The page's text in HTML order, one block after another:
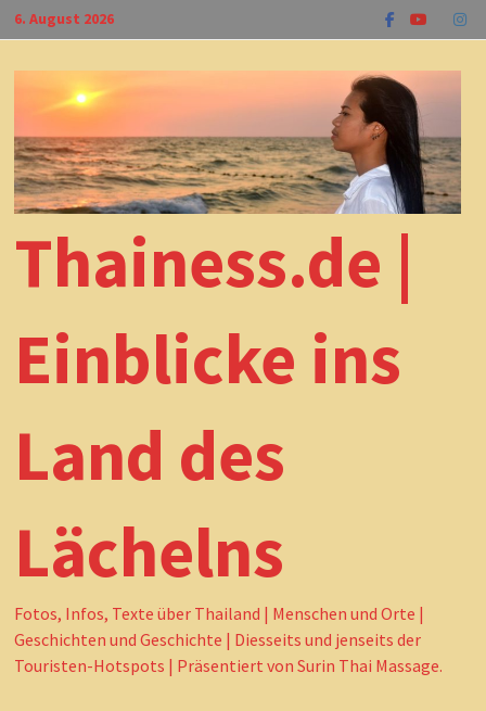
Zum
Inhalt
springen
6. August 2026
Thainess.de |
Einblicke ins
Land des
Lächelns
Fotos, Infos, Texte über Thailand | Menschen und Orte |
Geschichten und Geschichte | Diesseits und jenseits der
Touristen-Hotspots | Präsentiert von Surin Thai Massage.